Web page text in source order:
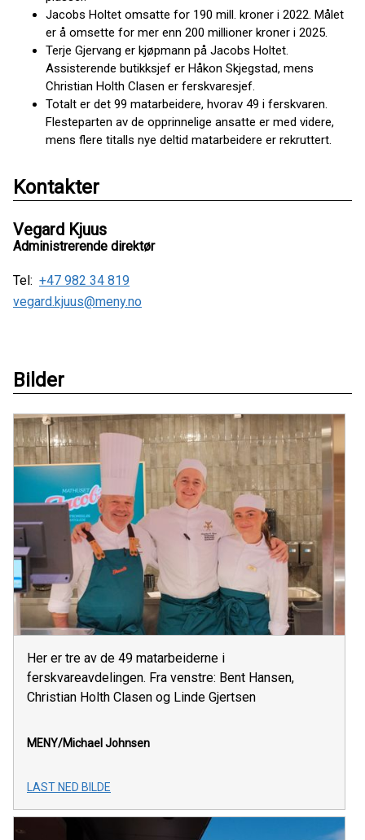
Jacobs Holtet omsatte for 190 mill. kroner i 2022. Målet
er å omsette for mer enn 200 millioner kroner i 2025.
Terje Gjervang er kjøpmann på Jacobs Holtet.
Assisterende butikksjef er Håkon Skjegstad, mens
Christian Holth Clasen er ferskvaresjef.
Totalt er det 99 matarbeidere, hvorav 49 i ferskvaren.
Flesteparten av de opprinnelige ansatte er med videre,
mens flere titalls nye deltid matarbeidere er rekruttert.
Kontakter
Vegard Kjuus
Administrerende direktør
Tel: +47 982 34 819
vegard.kjuus@meny.no
Bilder
Her er tre av de 49 matarbeiderne i
ferskvareavdelingen. Fra venstre: Bent Hansen,
Christian Holth Clasen og Linde Gjertsen
MENY/Michael Johnsen
LAST NED BILDE